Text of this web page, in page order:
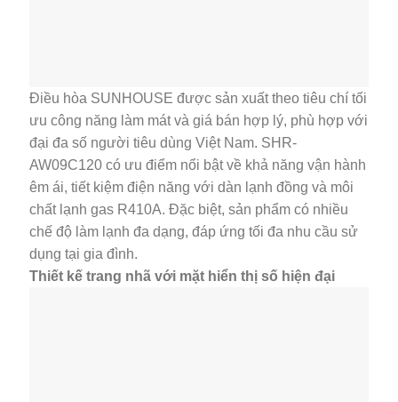
Điều hòa SUNHOUSE được sản xuất theo tiêu chí tối
ưu công năng làm mát và giá bán hợp lý, phù hợp với
đại đa số người tiêu dùng Việt Nam. SHR-
AW09C120 có ưu điểm nổi bật về khả năng vận hành
êm ái, tiết kiệm điện năng với dàn lạnh đồng và môi
chất lạnh gas R410A. Đặc biệt, sản phẩm có nhiều
chế độ làm lạnh đa dạng, đáp ứng tối đa nhu cầu sử
dụng tại gia đình.
Thiết kế trang nhã với mặt hiển thị số hiện đại